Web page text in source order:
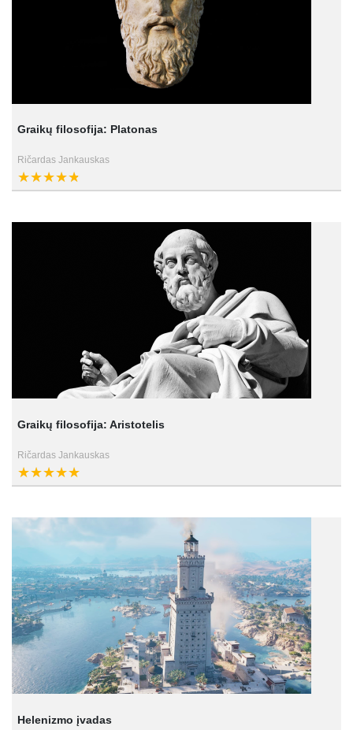
Graikų filosofija: Platonas
Ričardas Jankauskas
Graikų filosofija: Aristotelis
Ričardas Jankauskas
Helenizmo įvadas